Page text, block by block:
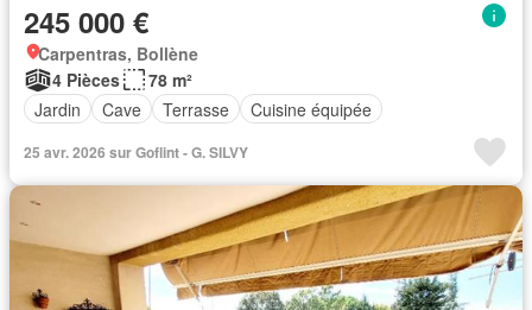
245 000 €
Carpentras, Bollène
4 Pièces
78 m²
Jardin
Cave Terrasse Cuisine équipée
25 avr. 2026 sur Goflint - G. SILVY